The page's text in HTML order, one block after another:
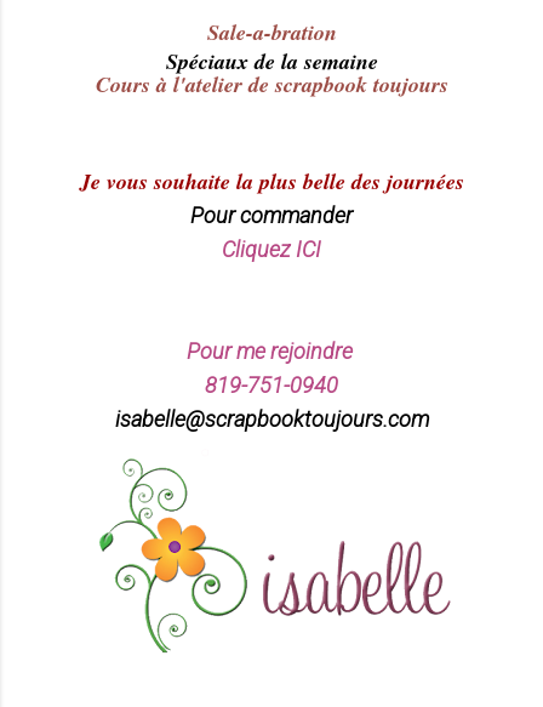
Sale-a-bration
Spéciaux de la semaine
Cours à l'atelier de scrapbook toujours
Je vous souhaite la plus belle des journées
Pour commander
Cliquez ICI
Pour me rejoindre
819-751-0940
isabelle@scrapbooktoujours.com